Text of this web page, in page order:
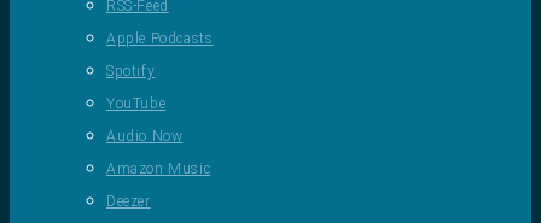
RSS-Feed
Apple Podcasts
Spotify
YouTube
Audio Now
Amazon Music
Deezer